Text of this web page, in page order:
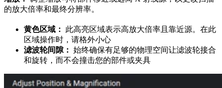
的放大倍率和最终分辨率。
黄色区域：
此高亮区域表示高放大倍率且靠近源。在此
区域操作时，请格外小心
滤波轮间隙： 始终确保有足够的物理空间让滤波轮接合
和旋转，而不会撞击您的部件或夹具